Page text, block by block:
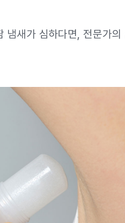
냄새가 심하다면, 전문가의